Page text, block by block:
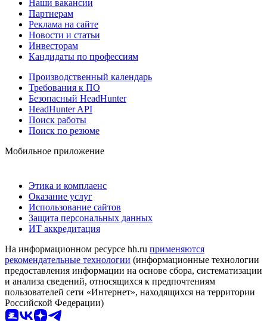
Наши вакансии
Партнерам
Реклама на сайте
Новости и статьи
Инвесторам
Кандидаты по профессиям
Производственный календарь
Требования к ПО
Безопасный HeadHunter
HeadHunter API
Поиск работы
Поиск по резюме
Мобильное приложение
Этика и комплаенс
Оказание услуг
Использование сайтов
Защита персональных данных
ИТ аккредитация
На информационном ресурсе hh.ru применяются
рекомендательные технологии (информационные технологии
предоставления информации на основе сбора, систематизации
и анализа сведений, относящихся к предпочтениям
пользователей сети «Интернет», находящихся на территории
Российской Федерации)